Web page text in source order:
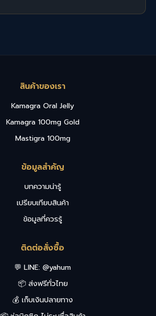
สินค้าของเรา
Kamagra Oral Jelly
Kamagra 100mg Gold
Mastigra 100mg
ข้อมูลสำคัญ
บทความน่ารู้
เปรียบเทียบสินค้า
ข้อมูลที่ควรรู้
ติดต่อสั่งซื้อ
💬 LINE: @yahum
📦 ส่งฟรีทั่วไทย
💰 เก็บเงินปลายทาง